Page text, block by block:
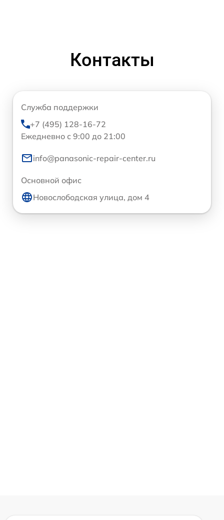
Контакты
Служба поддержки
+7 (495) 128-16-72
Ежедневно с 9:00 до 21:00
info@panasonic-repair-center.ru
Основной офис
Новослободская улица, дом 4